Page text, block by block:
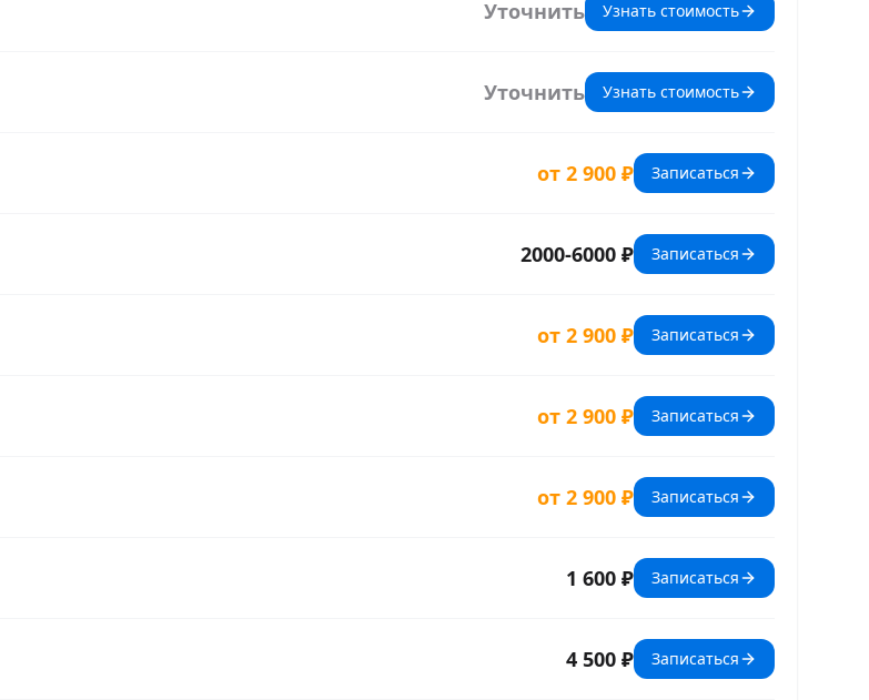
Уточнить Узнать стоимость
Уточнить Узнать стоимость
от 2 900 ₽ Записаться
2000-6000 ₽ Записаться
от 2 900 ₽ Записаться
от 2 900 ₽ Записаться
от 2 900 ₽ Записаться
1 600 ₽ Записаться
4 500 ₽ Записаться